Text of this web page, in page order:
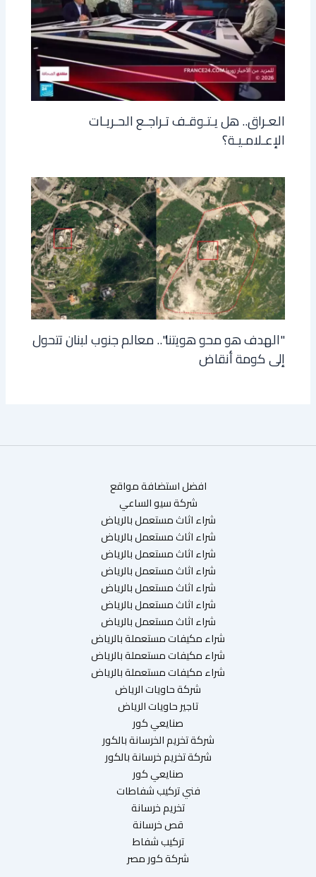
العـراق.. هل يـتـوقـف تـراجـع الحـريـات
الإعـلامـيـة؟
"الهدف هو محو هويتنا".. معالم جنوب لبنان تتحول
إلى كومة أنقاض
افضل استضافة مواقع
شركة سيو الساعي
شراء اثاث مستعمل بالرياض
شراء اثاث مستعمل بالرياض
شراء اثاث مستعمل بالرياض
شراء اثاث مستعمل بالرياض
شراء اثاث مستعمل بالرياض
شراء اثاث مستعمل بالرياض
شراء اثاث مستعمل بالرياض
شراء مكيفات مستعملة بالرياض
شراء مكيفات مستعملة بالرياض
شراء مكيفات مستعملة بالرياض
شركة حاويات الرياض
تاجير حاويات الرياض
صنايعي كور
شركة تخريم الخرسانة بالكور
شركة تخريم خرسانة بالكور
صنايعي كور
فني تركيب شفاطات
تخريم خرسانة
قص خرسانة
تركيب شفاط
شركة كور مصر